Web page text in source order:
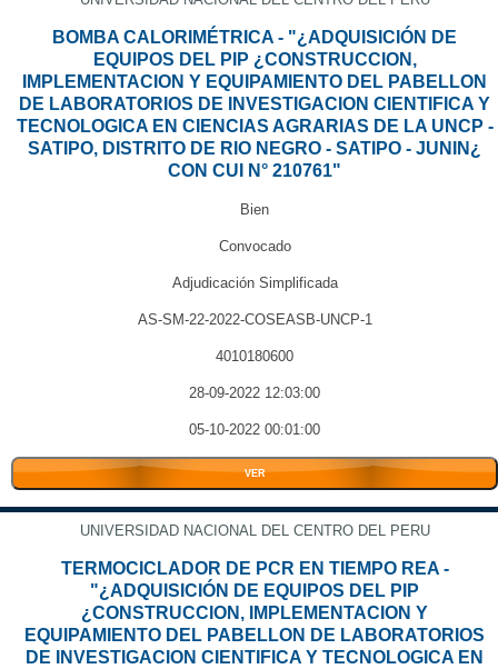
BOMBA CALORIMÉTRICA - "¿ADQUISICIÓN DE
EQUIPOS DEL PIP ¿CONSTRUCCION,
IMPLEMENTACION Y EQUIPAMIENTO DEL PABELLON
DE LABORATORIOS DE INVESTIGACION CIENTIFICA Y
TECNOLOGICA EN CIENCIAS AGRARIAS DE LA UNCP -
SATIPO, DISTRITO DE RIO NEGRO - SATIPO - JUNIN¿
CON CUI N° 210761"
Bien
Convocado
Adjudicación Simplificada
AS-SM-22-2022-COSEASB-UNCP-1
4010180600
28-09-2022 12:03:00
05-10-2022 00:01:00
VER
UNIVERSIDAD NACIONAL DEL CENTRO DEL PERU
TERMOCICLADOR DE PCR EN TIEMPO REA -
"¿ADQUISICIÓN DE EQUIPOS DEL PIP
¿CONSTRUCCION, IMPLEMENTACION Y
EQUIPAMIENTO DEL PABELLON DE LABORATORIOS
DE INVESTIGACION CIENTIFICA Y TECNOLOGICA EN